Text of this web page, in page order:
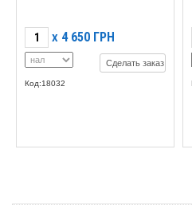
X 4 650 ГРН
Сделать заказ
Код:18032